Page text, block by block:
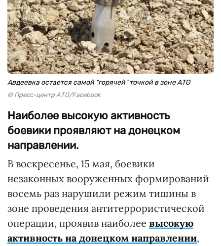
Авдеевка остается самой "горячей" точкой в зоне АТО
© Пресс-центр АТО/Facebook
Наиболее высокую активность
боевики проявляют на донецком
направлении.
В воскресенье, 15 мая, боевики
незаконных вооруженных формирований
восемь раз нарушили режим тишины в
зоне проведения антитеррористической
операции, проявив наиболее высокую
активность на донецком направлении,